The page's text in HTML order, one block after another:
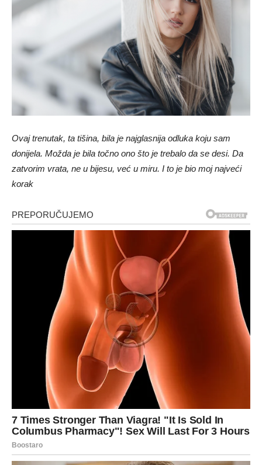
Ovaj trenutak, ta tišina, bila je najglasnija odluka koju sam
donijela. Možda je bila točno ono što je trebalo da se desi. Da
zatvorim vrata, ne u bijesu, već u miru. I to je bio moj najveći
korak